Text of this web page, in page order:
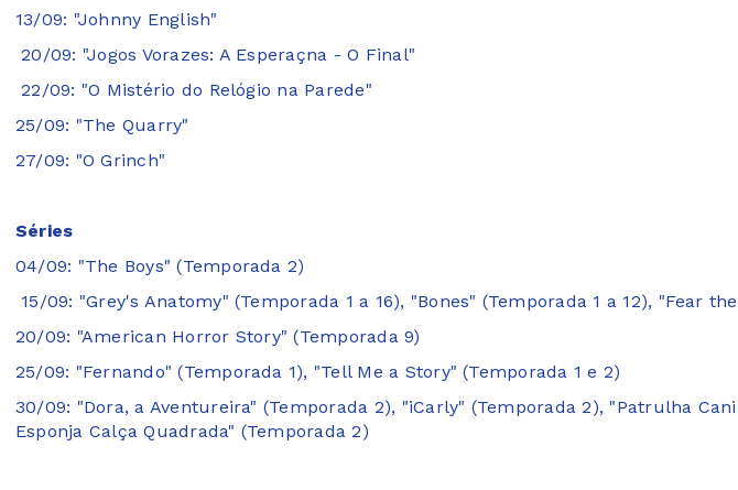
13/09: "Johnny English"
20/09: "Jogos Vorazes: A Esperaçna - O Final"
22/09: "O Mistério do Relógio na Parede"
25/09: "The Quarry"
27/09: "O Grinch"
Séries
04/09: "The Boys" (Temporada 2)
15/09: "Grey's Anatomy" (Temporada 1 a 16), "Bones" (Temporada 1 a 12), "Fear
20/09: "American Horror Story" (Temporada 9)
25/09: "Fernando" (Temporada 1), "Tell Me a Story" (Temporada 1 e 2)
30/09: "Dora, a Aventureira" (Temporada 2), "iCarly" (Temporada 2), "Patrulha
Esponja Calça Quadrada" (Temporada 2)